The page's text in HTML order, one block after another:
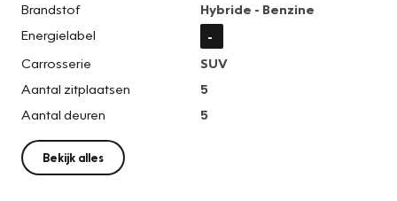
Brandstof
Hybride - Benzine
Energielabel
-
Carrosserie
SUV
Aantal zitplaatsen
5
Aantal deuren
5
Bekijk alles